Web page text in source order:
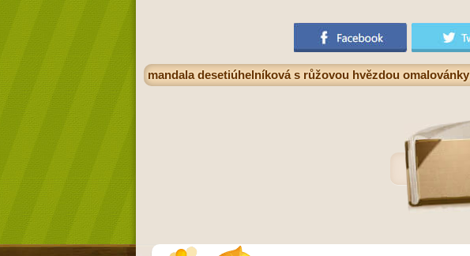
mandala desetiúhelníková s růžovou hvězdou omalovánky